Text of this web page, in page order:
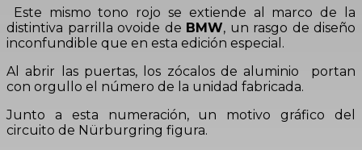
Este mismo tono rojo se extiende al marco de la
distintiva parrilla ovoide de BMW, un rasgo de diseño
inconfundible que en esta edición especial.
Al abrir las puertas, los zócalos de aluminio portan
con orgullo el número de la unidad fabricada.
Junto a esta numeración, un motivo gráfico del
circuito de Nürburgring figura.